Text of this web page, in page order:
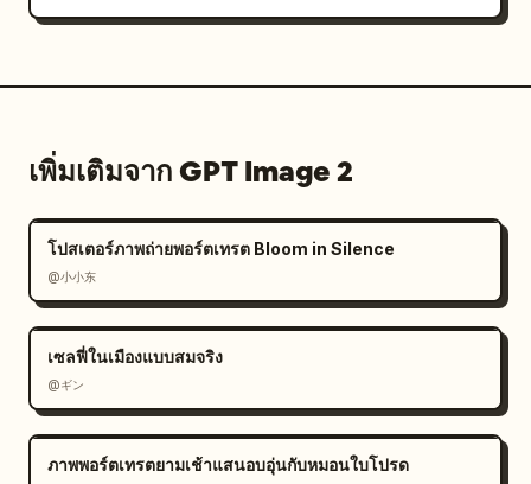
เพิ่มเติมจาก GPT Image 2
โปสเตอร์ภาพถ่ายพอร์ตเทรต Bloom in Silence
@小小东
เซลฟี่ในเมืองแบบสมจริง
@ギン
ภาพพอร์ตเทรตยามเช้าแสนอบอุ่นกับหมอนใบโปรด